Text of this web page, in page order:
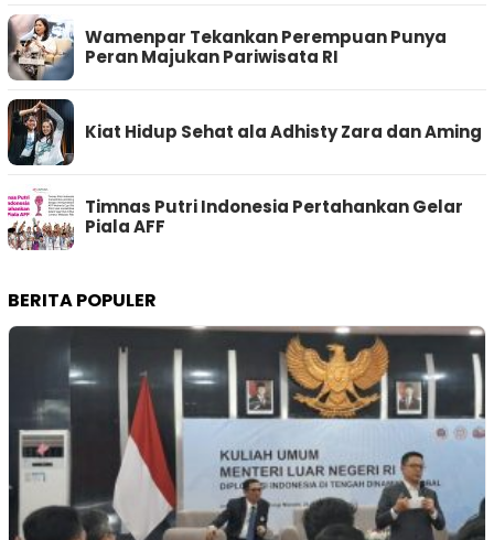
Wamenpar Tekankan Perempuan Punya
Peran Majukan Pariwisata RI
Kiat Hidup Sehat ala Adhisty Zara dan Aming
Timnas Putri Indonesia Pertahankan Gelar
Piala AFF
BERITA POPULER